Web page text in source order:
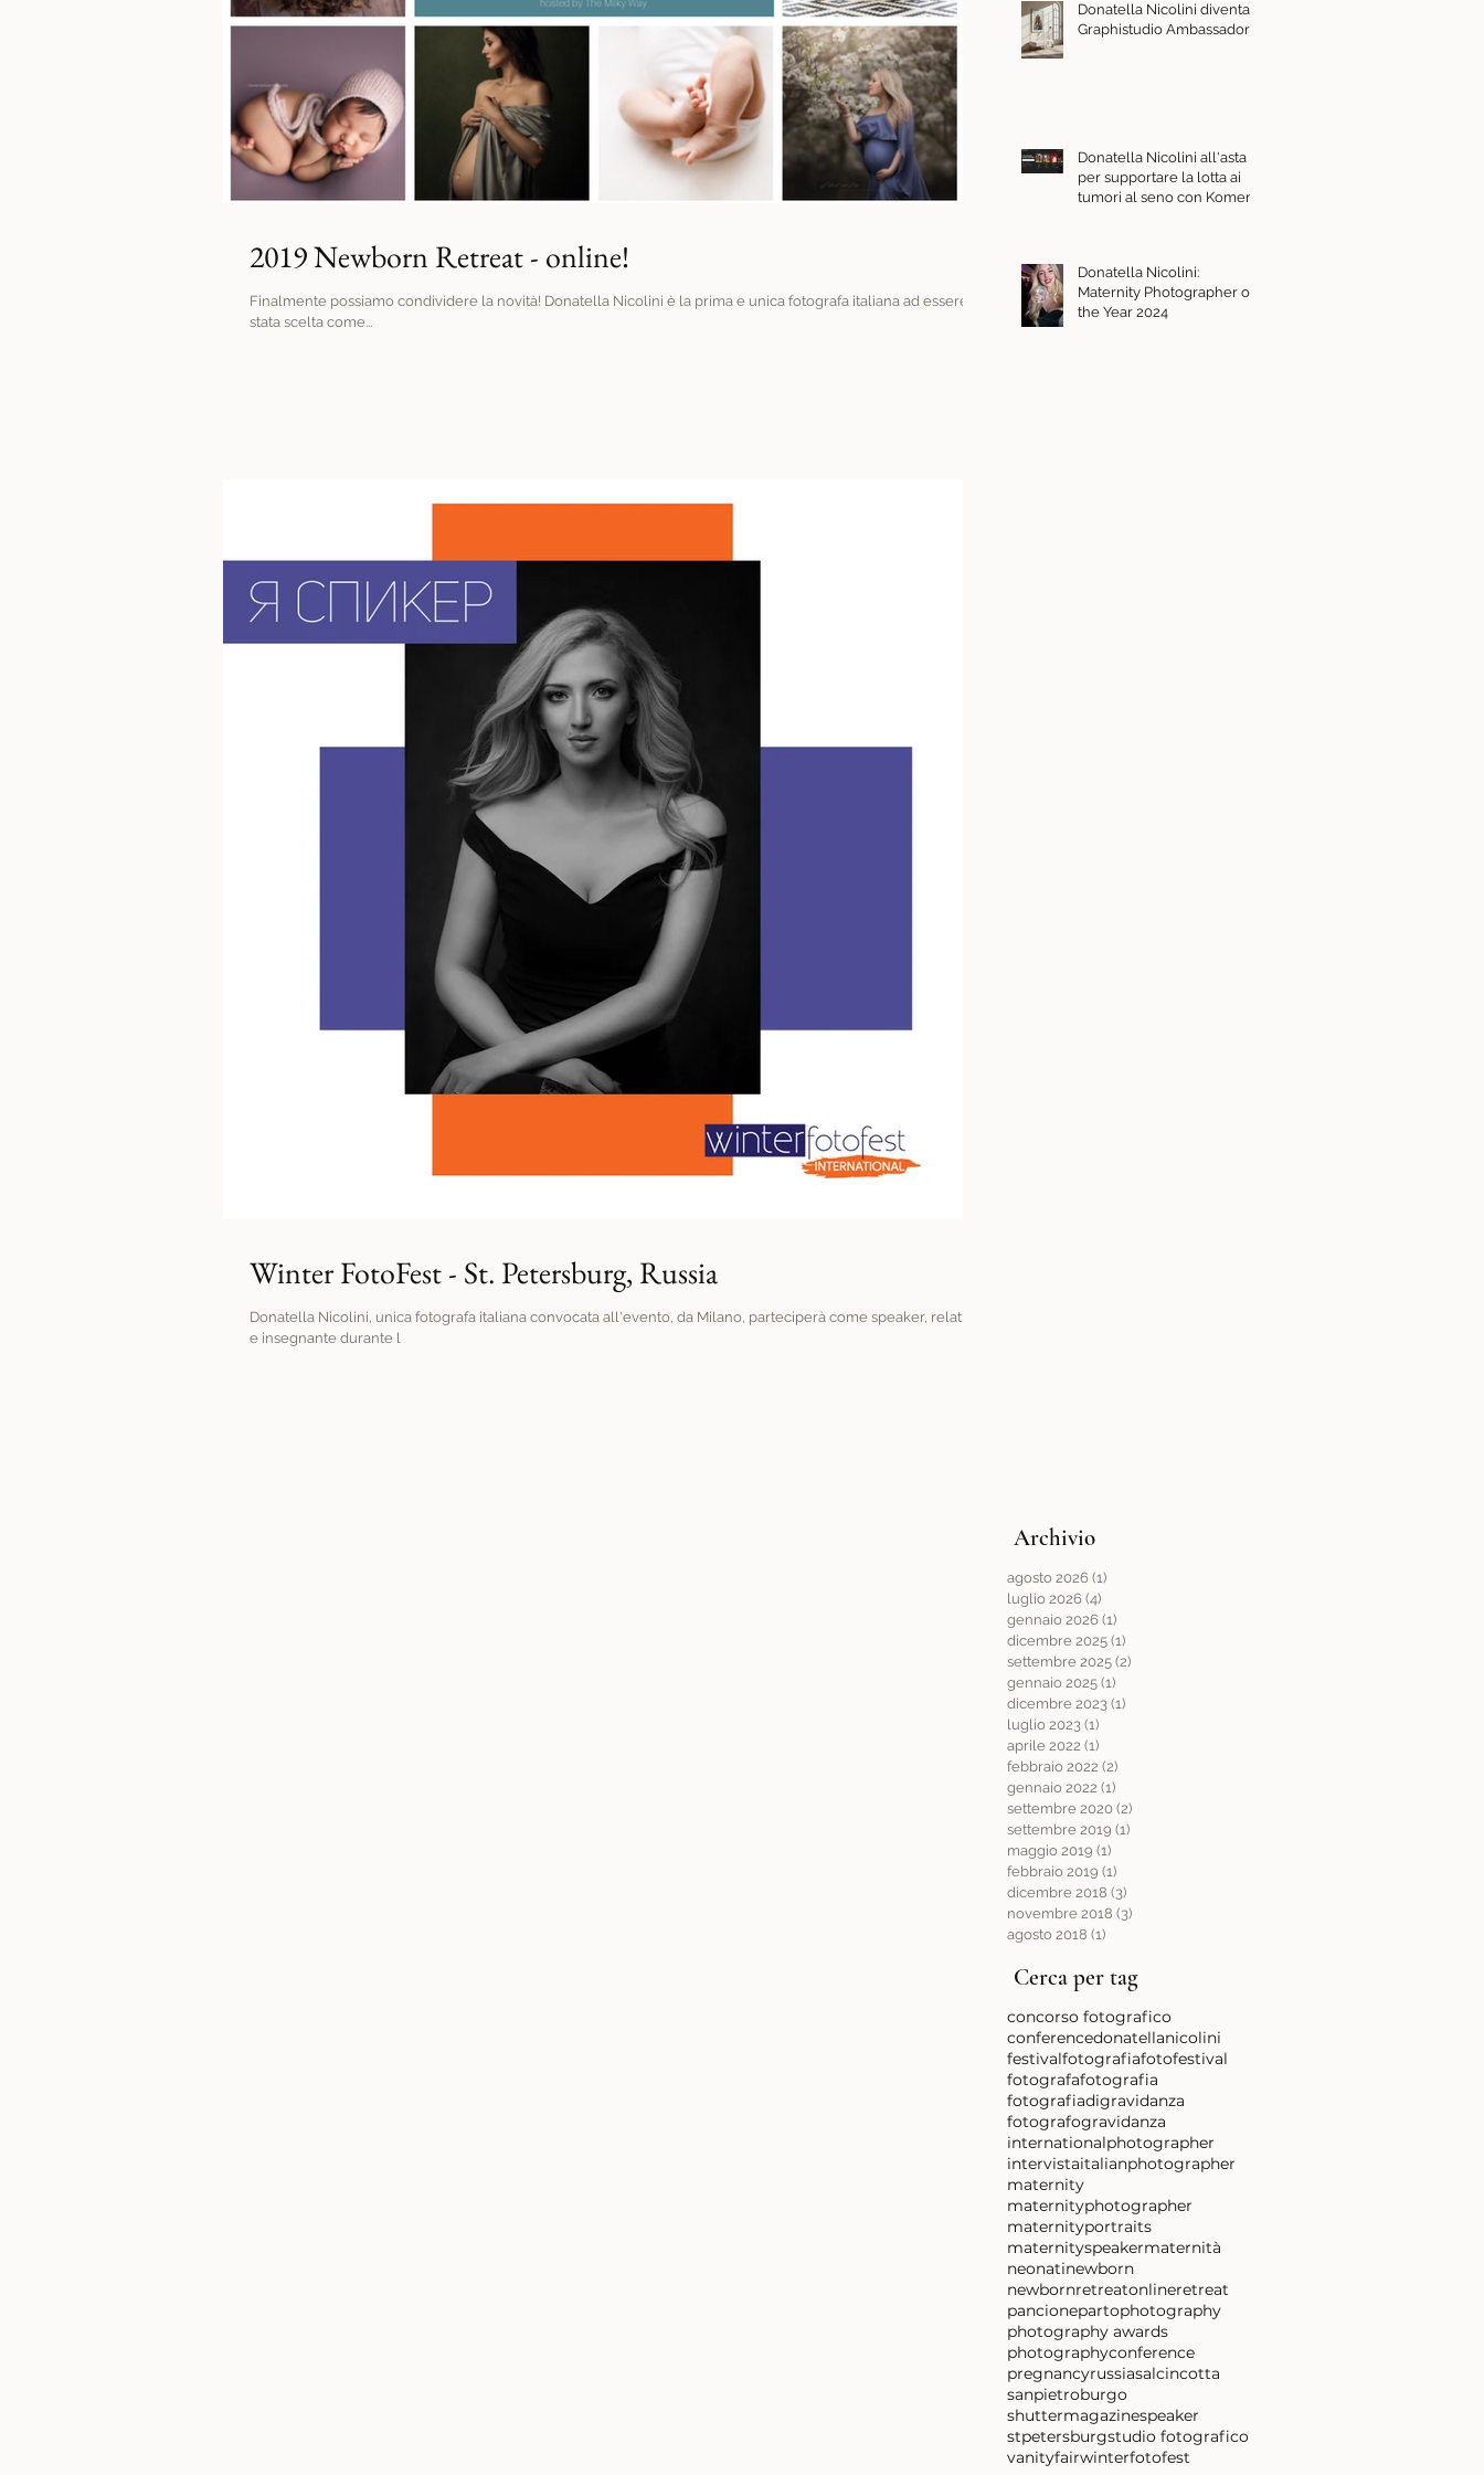
2019 Newborn Retreat - online!
Finalmente possiamo condividere la novità! Donatella Nicolini è la prima e unica fotografa italiana ad essere
stata scelta come...
Winter FotoFest - St. Petersburg, Russia
Donatella Nicolini, unica fotografa italiana convocata all'evento, da Milano, parteciperà come speaker, relatrice
e insegnante durante l
Donatella Nicolini diventa
Graphistudio Ambassador
Donatella Nicolini all'asta
per supportare la lotta ai
tumori al seno con Komen
Donatella Nicolini:
Maternity Photographer of
the Year 2024
Archivio
agosto 2026 (1)
luglio 2026 (4)
gennaio 2026 (1)
dicembre 2025 (1)
settembre 2025 (2)
gennaio 2025 (1)
dicembre 2023 (1)
luglio 2023 (1)
aprile 2022 (1)
febbraio 2022 (2)
gennaio 2022 (1)
settembre 2020 (2)
settembre 2019 (1)
maggio 2019 (1)
febbraio 2019 (1)
dicembre 2018 (3)
novembre 2018 (3)
agosto 2018 (1)
Cerca per tag
concorso fotografico
conferencedonatellanicolini
festivalfotografiafotofestival
fotografafotografia
fotografiadigravidanza
fotografogravidanza
internationalphotographer
intervistaitalianphotographer
maternity
maternityphotographer
maternityportraits
maternityspeakermaternità
neonatinewborn
newbornretreatonlineretreat
pancionepartophotography
photography awards
photographyconference
pregnancyrussiasalcincotta
sanpietroburgo
shuttermagazinespeaker
stpetersburgstudio fotografico
vanityfairwinterfotofest